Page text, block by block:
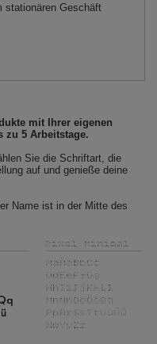
stationären Geschäft
mit Ihrer eigenen
zu 5 Arbeitstage.
Sie die Schriftart, die
auf und genieße deine
Name ist in der Mitte des